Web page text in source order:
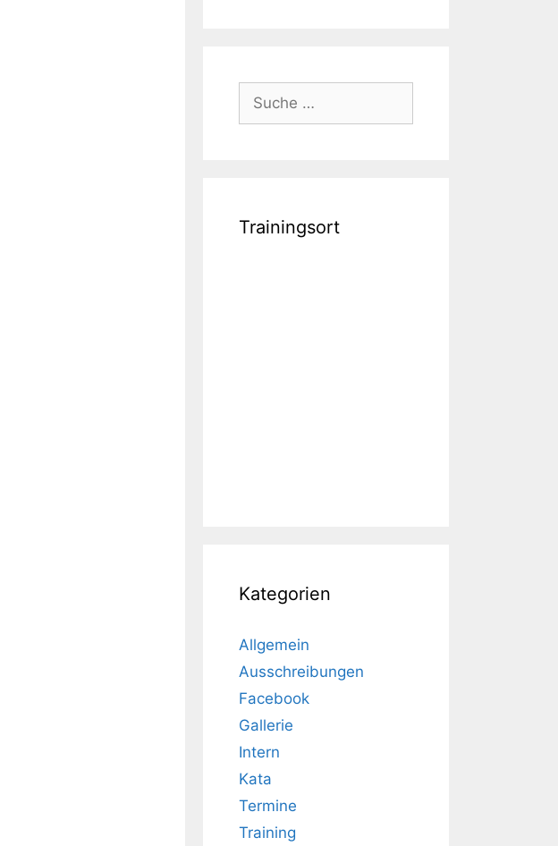
Suche
nach:
Trainingsort
Kategorien
Allgemein
Ausschreibungen
Facebook
Gallerie
Intern
Kata
Termine
Training